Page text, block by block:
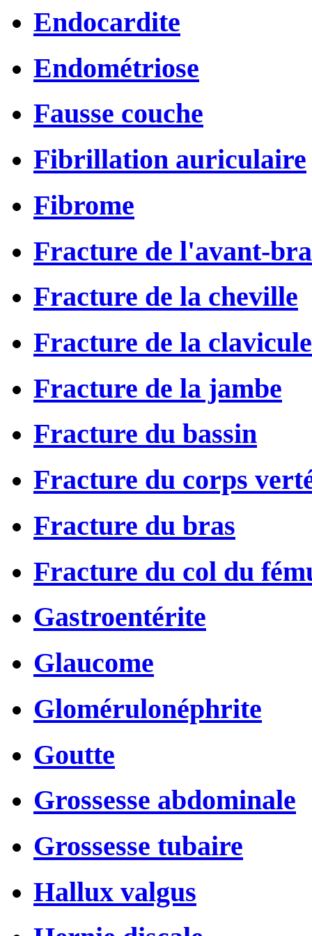
Endocardite
Endométriose
Fausse couche
Fibrillation auriculaire
Fibrome
Fracture de l'avant-
Fracture de la cheville
Fracture de la clavicule
Fracture de la jambe
Fracture du bassin
Fracture du corps
Fracture du bras
Fracture du col du
Gastroentérite
Glaucome
Glomérulonéphrite
Goutte
Grossesse abdominale
Grossesse tubaire
Hallux valgus